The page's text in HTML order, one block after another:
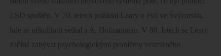
LSD spuštěn. V 70. letech požádal Leary o exil ve Švýcarsku,
kde se několikrát setkal s A. Hofmannem. V 80. letech se Leary
začíná zabývat psychologickými problémy vesmírného